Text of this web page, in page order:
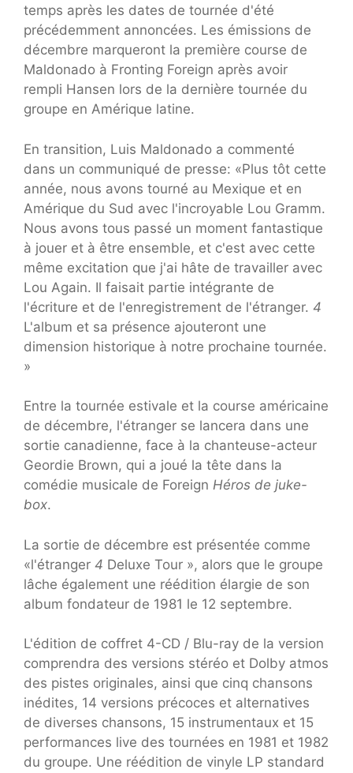
temps après les dates de tournée d'été
précédemment annoncées. Les émissions de
décembre marqueront la première course de
Maldonado à Fronting Foreign après avoir
rempli Hansen lors de la dernière tournée du
groupe en Amérique latine.
En transition, Luis Maldonado a commenté
dans un communiqué de presse: «Plus tôt cette
année, nous avons tourné au Mexique et en
Amérique du Sud avec l'incroyable Lou Gramm.
Nous avons tous passé un moment fantastique
à jouer et à être ensemble, et c'est avec cette
même excitation que j'ai hâte de travailler avec
Lou Again. Il faisait partie intégrante de
l'écriture et de l'enregistrement de l'étranger. 4
L'album et sa présence ajouteront une
dimension historique à notre prochaine tournée.
»
Entre la tournée estivale et la course américaine
de décembre, l'étranger se lancera dans une
sortie canadienne, face à la chanteuse-acteur
Geordie Brown, qui a joué la tête dans la
comédie musicale de Foreign Héros de juke-
box.
La sortie de décembre est présentée comme
«l'étranger 4 Deluxe Tour », alors que le groupe
lâche également une réédition élargie de son
album fondateur de 1981 le 12 septembre.
L'édition de coffret 4-CD / Blu-ray de la version
comprendra des versions stéréo et Dolby atmos
des pistes originales, ainsi que cinq chansons
inédites, 14 versions précoces et alternatives
de diverses chansons, 15 instrumentaux et 15
performances live des tournées en 1981 et 1982
du groupe. Une réédition de vinyle LP standard